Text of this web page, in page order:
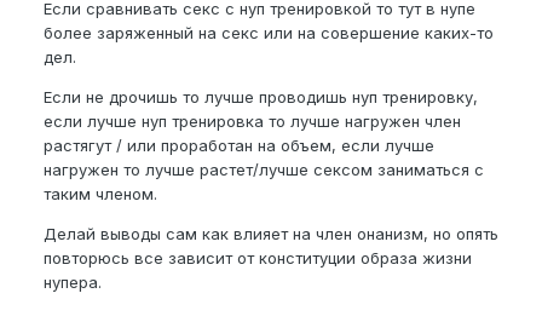
Если сравнивать секс с нуп тренировкой то тут в нупе
более заряженный на секс или на совершение каких-то
дел.
Если не дрочишь то лучше проводишь нуп тренировку,
если лучше нуп тренировка то лучше нагружен член
растягут / или проработан на объем, если лучше
нагружен то лучше растет/лучше сексом заниматься с
таким членом.
Делай выводы сам как влияет на член онанизм, но опять
повторюсь все зависит от конституции образа жизни
нупера.